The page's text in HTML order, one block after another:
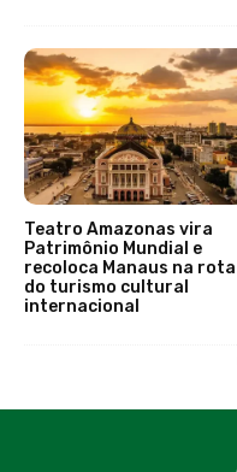
Teatro Amazonas vira
Patrimônio Mundial e
recoloca Manaus na rota
do turismo cultural
internacional